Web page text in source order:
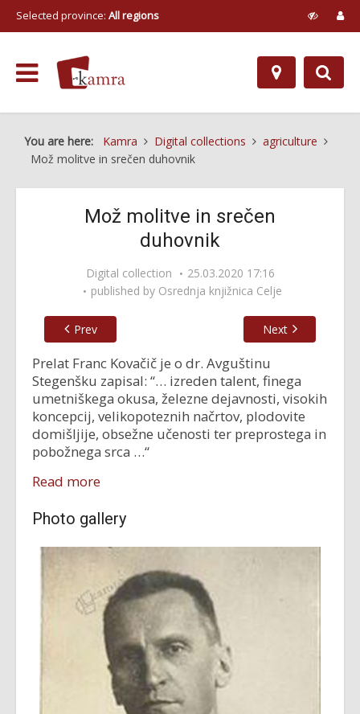
Selected province: All regions
You are here: Kamra Digital collections
agriculture
Mož molitve in srečen duhovnik
Mož molitve in srečen
duhovnik
Digital collection
25.03.2020 17:16
published by Osrednja knjižnica Celje
Prev Next
Prelat Franc Kovačič je o dr. Avguštinu
Stegenšku zapisal: “… izreden talent, finega
umetniškega okusa, železne dejavnosti, visokih
koncepcij, velikopoteznih načrtov, plodovite
domišljije, obsežne učenosti ter preprostega in
pobožnega srca …“
Read more
Photo gallery